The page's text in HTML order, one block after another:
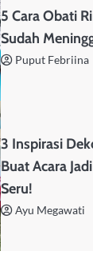
5 Cara Obati
Sudah
Puput Febriina
3 Inspirasi
Buat Acara
Seru!
Ayu Megawati